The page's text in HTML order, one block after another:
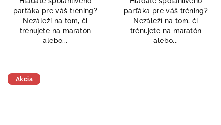
parťáka pre váš tréning?
Nezáleží na tom, či
trénujete na maratón
alebo...
z
5
hviezdičiek.
parťáka pre váš tréning?
Nezáleží na tom, či
trénujete na maratón
alebo...
Akcia